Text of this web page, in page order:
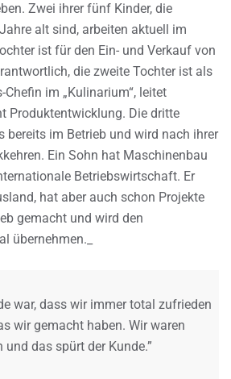
Zwei ihrer fünf Kinder, die
alt sind, arbeiten aktuell im
ist für den Ein- und Verkauf von
die zweite Tochter ist als
im „Kulinarium“, leitet
Produktentwicklung. Die dritte
bereits im Betrieb und wird nach ihrer
Ein Sohn hat Maschinenbau
Betriebswirtschaft. Er
hat aber auch schon Projekte
gemacht und wird den
übernehmen._
war, dass wir immer total zufrieden
wir gemacht haben. Wir waren
das spürt der Kunde.”